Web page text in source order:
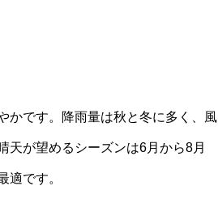
かです。降雨量は秋と冬に多く、風
天が望めるシーズンは6月から8月
適です。